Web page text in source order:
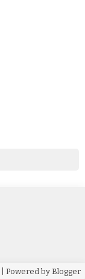
| Powered by Blogger